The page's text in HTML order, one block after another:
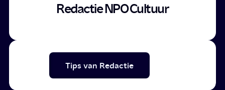
Redactie NPO Cultuur
Tips van Redactie